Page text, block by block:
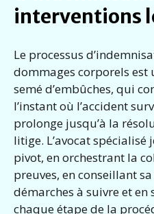
interventions
Le processus
dommages corporels est
semé d’embûches, qui
l’instant où l’accident
prolonge jusqu’à la
litige. L’avocat spécialisé
pivot, en orchestrant la
preuves, en conseillant
démarches à suivre et en
chaque étape de la